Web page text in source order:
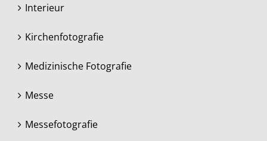
Interieur
Kirchenfotografie
Medizinische Fotografie
Messe
Messefotografie